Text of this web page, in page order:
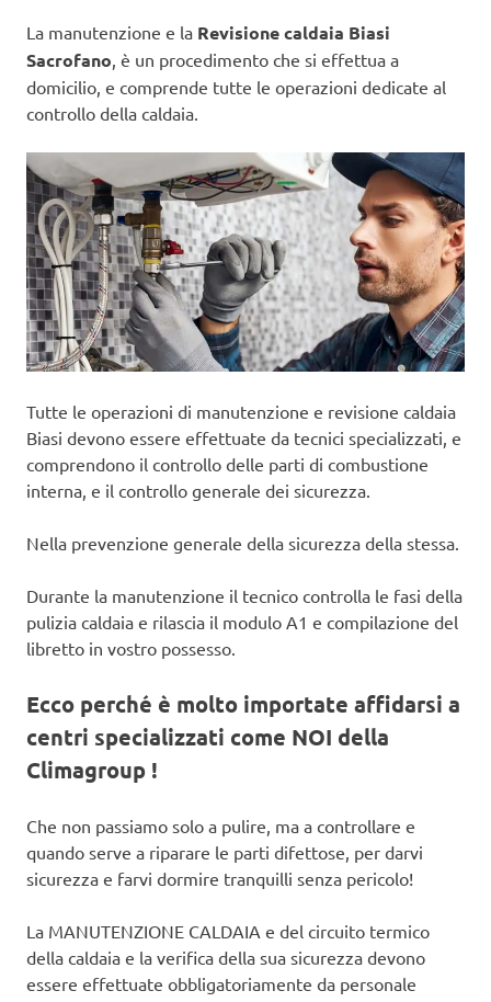
La manutenzione e la Revisione caldaia Biasi
Sacrofano, è un procedimento che si effettua a
domicilio, e comprende tutte le operazioni dedicate al
controllo della caldaia.
Tutte le operazioni di manutenzione e revisione caldaia
Biasi devono essere effettuate da tecnici specializzati, e
comprendono il controllo delle parti di combustione
interna, e il controllo generale dei sicurezza.
Nella prevenzione generale della sicurezza della stessa.
Durante la manutenzione il tecnico controlla le fasi della
pulizia caldaia e rilascia il modulo A1 e compilazione del
libretto in vostro possesso.
Ecco perché è molto importate affidarsi a
centri specializzati come NOI della
Climagroup !
Che non passiamo solo a pulire, ma a controllare e
quando serve a riparare le parti difettose, per darvi
sicurezza e farvi dormire tranquilli senza pericolo!
La MANUTENZIONE CALDAIA e del circuito termico
della caldaia e la verifica della sua sicurezza devono
essere effettuate obbligatoriamente da personale